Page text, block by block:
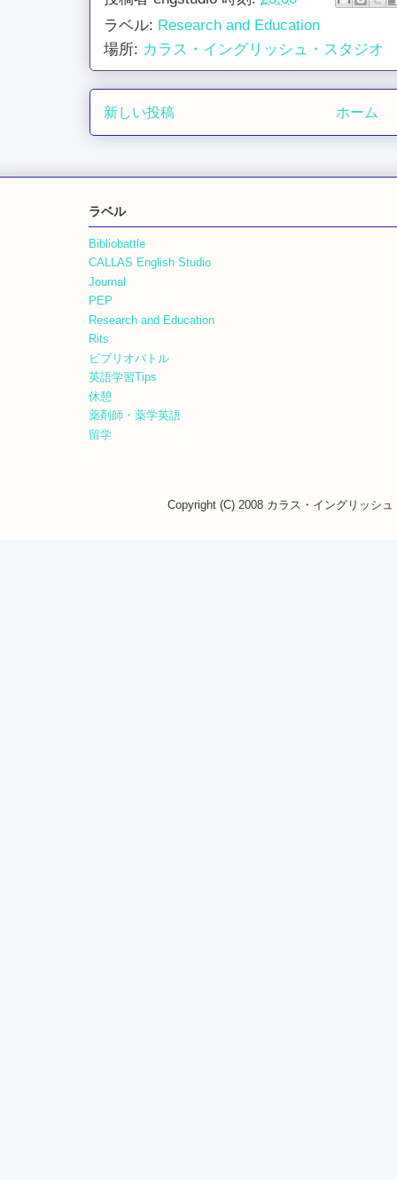
ラベル: Research and Education
場所: カラス・イングリッシュ・スタジオ
新しい投稿 ホーム
ラベル
Bibliobattle
CALLAS English Studio
Journal
PEP
Research and Education
Rits
ビブリオバトル
英語学習Tips
休憩
薬剤師・薬学英語
留学
Copyright (C) 2008 カラス・イングリッシ